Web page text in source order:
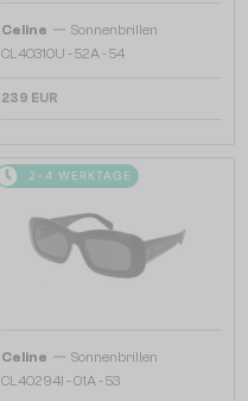
Celine — Sonnenbrillen
CL40310U - 52A - 54
239 EUR
2-4 WERKTAGE
Celine — Sonnenbrillen
CL40294I - 01A - 53